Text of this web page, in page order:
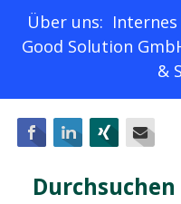
Über uns:
Good Solution
&
FacebookLinkedIn Xing